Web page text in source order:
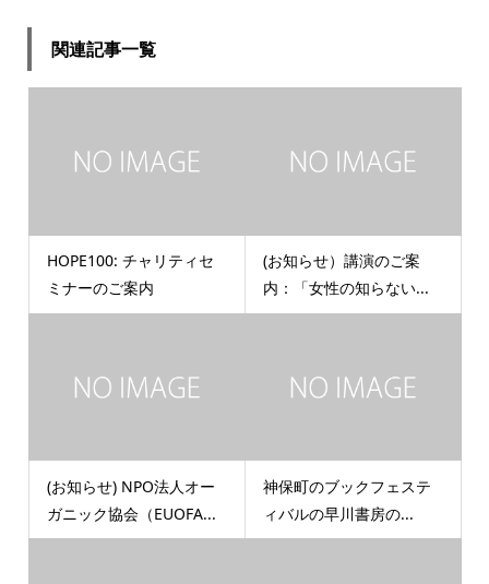
関連記事一覧
HOPE100: チャリティセ
ミナーのご案内
(お知らせ）講演のご案
内：「女性の知らない...
(お知らせ) NPO法人オー
ガニック協会（EUOFA...
神保町のブックフェステ
ィバルの早川書房の...